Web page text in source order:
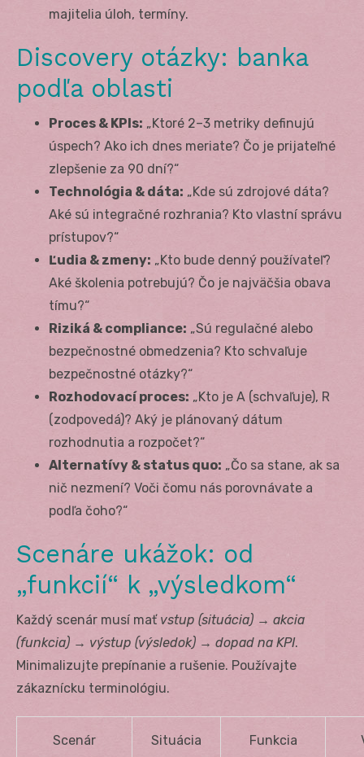
majitelia úloh, termíny.
Discovery otázky: banka
podľa oblasti
Proces & KPIs: „Ktoré 2–3 metriky definujú
úspech? Ako ich dnes meriate? Čo je prijateľné
zlepšenie za 90 dní?“
Technológia & dáta: „Kde sú zdrojové dáta?
Aké sú integračné rozhrania? Kto vlastní správu
prístupov?“
Ľudia & zmeny: „Kto bude denný používateľ?
Aké školenia potrebujú? Čo je najväčšia obava
tímu?“
Riziká & compliance: „Sú regulačné alebo
bezpečnostné obmedzenia? Kto schvaľuje
bezpečnostné otázky?“
Rozhodovací proces: „Kto je A (schvaľuje), R
(zodpovedá)? Aký je plánovaný dátum
rozhodnutia a rozpočet?“
Alternatívy & status quo: „Čo sa stane, ak sa
nič nezmení? Voči čomu nás porovnávate a
podľa čoho?“
Scenáre ukážok: od
„funkcií“ k „výsledkom“
Každý scenár musí mať vstup (situácia) → akcia
(funkcia) → výstup (výsledok) → dopad na KPI.
Minimalizujte prepínanie a rušenie. Používajte
zákaznícku terminológiu.
Scenár Situácia Funkcia